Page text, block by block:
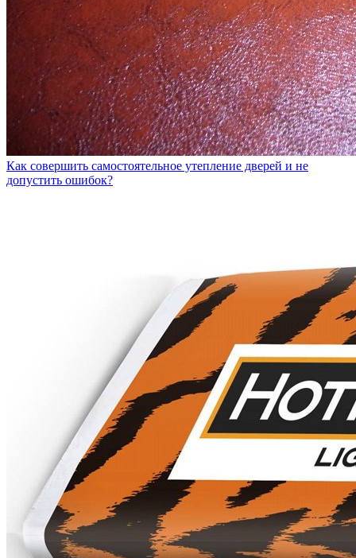
Как совершить самостоятельное утепление дверей и не
допустить ошибок?